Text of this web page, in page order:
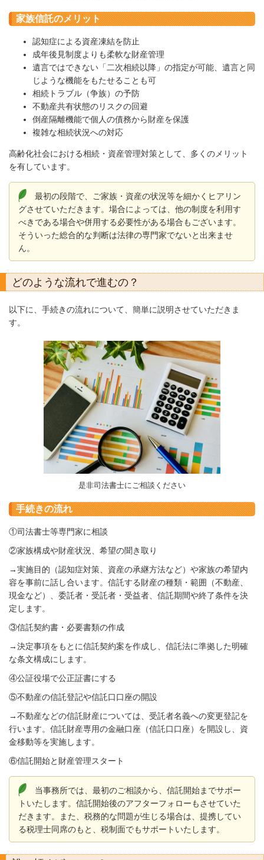
家族信託のメリット
認知症による資産凍結を防止
成年後見制度よりも柔軟な財産管理
遺言ではできない「二次相続以降」の指定が可能、遺言と同
じような機能をもたせることも可
相続トラブル（争族）の予防
不動産共有状態のリスクの回避
倒産隔離機能で個人の債務から財産を保護
複雑な相続状況への対応
高齢化社会における相続・資産管理対策として、多くのメリット
を有しています。
最初の段階で、ご家族・資産の状況等を細かくヒアリン
グさせていただきます。場合によっては、他の制度を利用す
べきである場合や併用する必要性がある場合もございます。
そういった総合的な判断は法律の専門家でないと出来ませ
ん。
どのような流れで進むの？
以下に、手続きの流れについて、簡単に説明させていただきま
す。
是非司法書士にご相談ください
手続きの流れ
①司法書士等専門家に相談
②家族構成や財産状況、希望の聞き取り
→実施目的（認知症対策、資産の承継方法など）や家族の希望内
容を事前に話し合います。 信託する財産の種類・範囲（不動産、
現金など）、委託者・受託者・受益者、信託期間や終了条件を決
定します。
③信託契約書・必要書類の作成
→決定事項をもとに信託契約案を作成し、信託法に準拠した明確
な条文構成にします。
④公証役場で公正証書にする
⑤不動産の信託登記や信託口口座の開設
→不動産などの信託財産については、受託者名義への変更登記を
行います。信託財産専用の金融口座（信託口口座）を開設し、資
金移動等を実施します。
⑥信託開始と財産管理スタート
当事務所では、最初のご相談から、信託開始までサポー
トいたします。信託開始後のアフターフォローもさせていた
だきます。また、税務的な問題が生じる場合は、提携してい
る税理士同席のもと、税制面でもサポートいたします。